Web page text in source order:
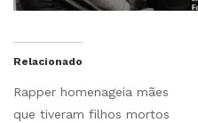
Relacionado
Rapper homenageia mães
que tiveram filhos mortos